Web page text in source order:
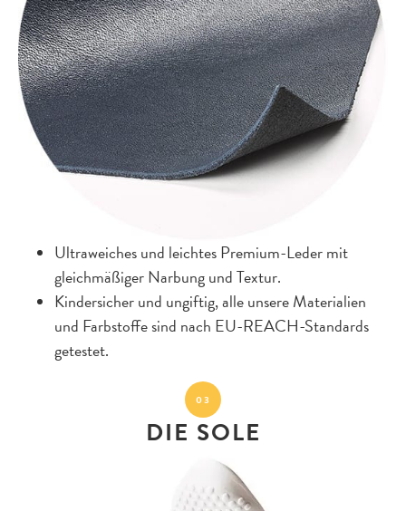
Ultraweiches und leichtes Premium-Leder mit
gleichmäßiger Narbung und Textur.
Kindersicher und ungiftig, alle unsere Materialien
und Farbstoffe sind nach EU-REACH-Standards
getestet.
03
DIE SOLE